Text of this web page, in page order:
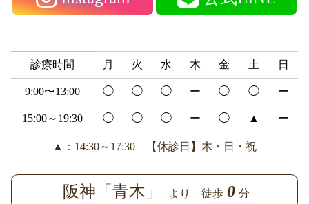
診療時間 月 火 水 木 金 土 日
9:00〜13:00 ◯ ◯ ◯ ー ◯ ◯ ー
15:00～19:30 ◯ ◯ ◯ ー ◯ ▲ ー
▲：14:30～17:30 【休診日】木・日・祝
阪神「青木」 より 徒歩 0 分